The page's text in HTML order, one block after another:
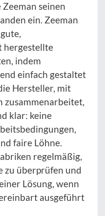
seinen
ein. Zeeman
hergestellte
indem
einfach gestaltet
Hersteller, mit
zusammenarbeitet,
klar: keine
faire Löhne.
regelmäßig,
zu überprüfen und
Lösung, wenn
ausgeführt